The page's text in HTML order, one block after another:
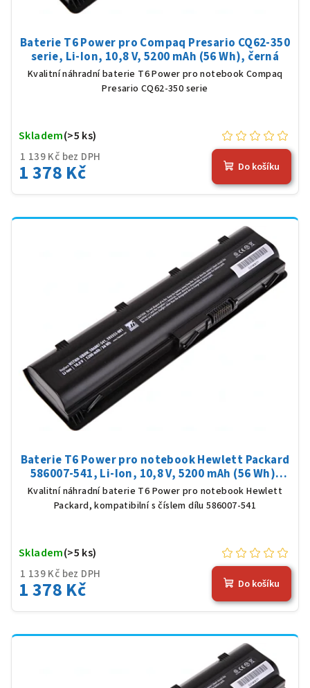
Baterie T6 Power pro Compaq Presario CQ62-350
serie, Li-Ion, 10,8 V, 5200 mAh (56 Wh), černá
Kvalitní náhradní baterie T6 Power pro notebook Compaq
Presario CQ62-350 serie
1 139 Kč bez DPH
1 378 Kč
Skladem(>5 ks)
Do košíku
Baterie T6 Power pro notebook Hewlett Packard
586007-541, Li-Ion, 10,8 V, 5200 mAh (56 Wh),
černá
Kvalitní náhradní baterie T6 Power pro notebook Hewlett
Packard, kompatibilní s číslem dílu 586007-541
1 139 Kč bez DPH
1 378 Kč
Skladem(>5 ks)
Do košíku